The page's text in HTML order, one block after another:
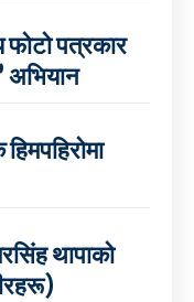
फोटो पत्रकार
अभियान
थापाको